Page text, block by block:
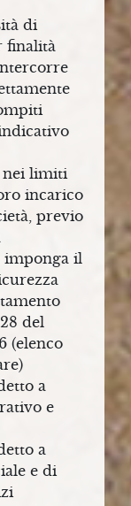
di
finalità
nei limiti
incarico
previo
imponga il
del
(elenco
a
e
a
e di